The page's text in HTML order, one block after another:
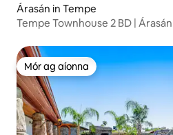
Árasán in Tempe
Tempe Townhouse 2 BD |
Mór ag aíonna
Mór ag aíonna